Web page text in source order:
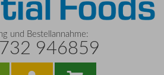
und Bestellannahme:
946859